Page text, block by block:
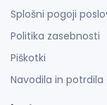
Splošni pogoji
Politika zasebnosti
Piškotki
Navodila in potrdila